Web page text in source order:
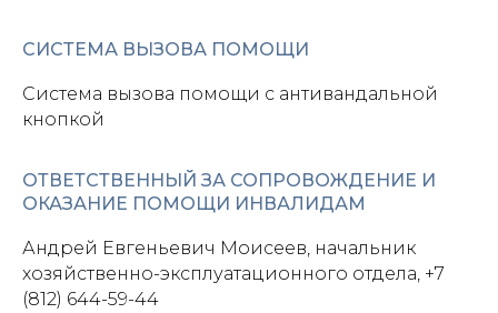
СИСТЕМА ВЫЗОВА ПОМОЩИ
Система вызова помощи с антивандальной
кнопкой
ОТВЕТСТВЕННЫЙ ЗА СОПРОВОЖДЕНИЕ И
ОКАЗАНИЕ ПОМОЩИ ИНВАЛИДАМ
Андрей Евгеньевич Моисеев, начальник
хозяйственно-эксплуатационного отдела, +7
(812) 644-59-44